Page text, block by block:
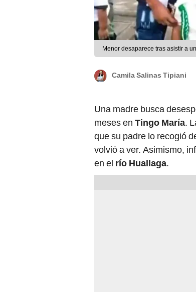
Menor desaparece tras asistir a
Camila Salinas Tipiani
Una madre busca
meses en Tingo María.
que su padre lo recogió
volvió a ver. Asimismo,
en el río Huallaga.